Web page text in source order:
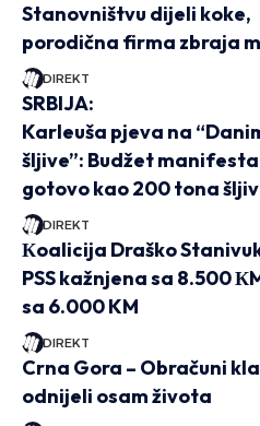
Stanovništvu dijeli koke,
porodična firma zbraja
DIREKT
SRBIJA:
Karleuša pjeva na
šljive”: Budžet
gotovo kao 200 tona
DIREKT
Кoalicija Draško
PSS kažnjena sa 8.500
sa 6.000 KM
DIREKT
Crna Gora – Obračuni
odnijeli osam života